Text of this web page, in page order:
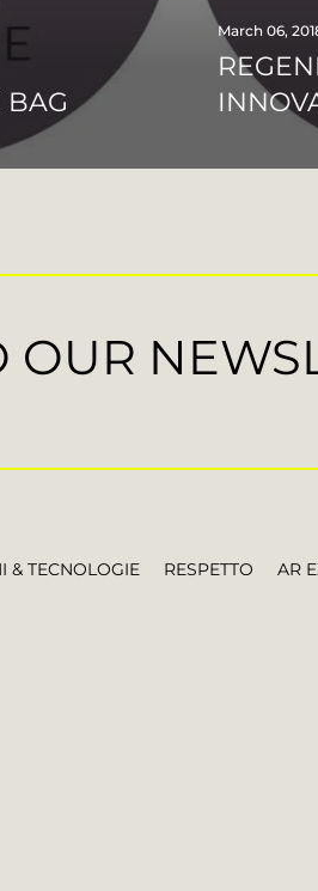
BAG
March 06,
OUR
AR
RESPETTO
& TECNOLOGIE